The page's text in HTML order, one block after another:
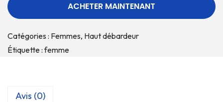
ACHETER MAINTENANT
Catégories : Femmes, Haut débardeur
Étiquette :femme
Avis (0)